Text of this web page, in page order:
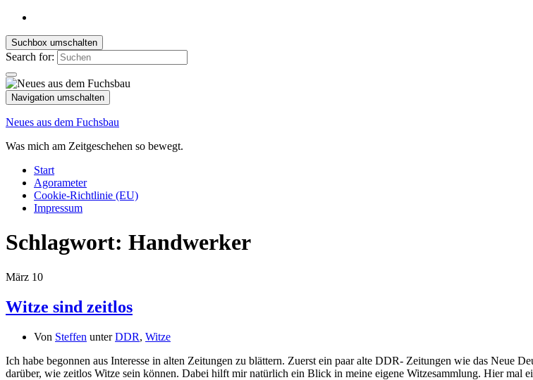
Suchbox umschalten
Search for:
Navigation umschalten
Neues aus dem Fuchsbau
Was mich am Zeitgeschehen so bewegt.
Start
Agorameter
Cookie-Richtlinie (EU)
Impressum
Schlagwort: Handwerker
März 10
Witze sind zeitlos
Von Steffen unterDDR, Witze
Ich habe begonnen aus Interesse in alten Zeitungen zu blättern. Zuerst ein paar alte DDR- Zeitungen wie das Neue
darüber, wie zeitlos Witze sein können. Dabei hilft mir natürlich ein Blick in meine eigene Witzesammlung. Hier mal